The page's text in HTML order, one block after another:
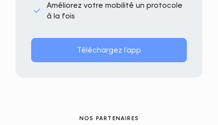
Améliorez votre mobilité un protocole
à la fois
Téléchargez l’app
NOS PARTENAIRES